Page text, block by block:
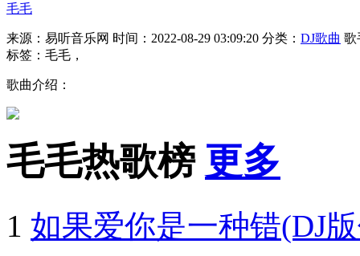
毛毛
来源：易听音乐网 时间：2022-08-29 03:09:20 分类： DJ歌曲 歌
标签：毛毛，
歌曲介绍：
毛毛热歌榜 更多
1 如果爱你是一种错(DJ